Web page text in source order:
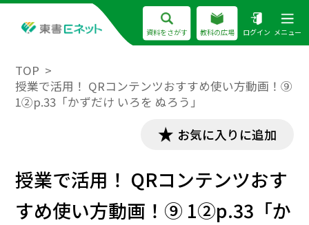
資料をさがす 教科の広場 ログイン メニュー
TOP
授業で活用！ QRコンテンツおすすめ使い方動画！⑨
1②p.33「かずだけ いろを ぬろう」
お気に入りに追加
授業で活用！ QRコンテンツおす
すめ使い方動画！⑨ 1②p.33「か